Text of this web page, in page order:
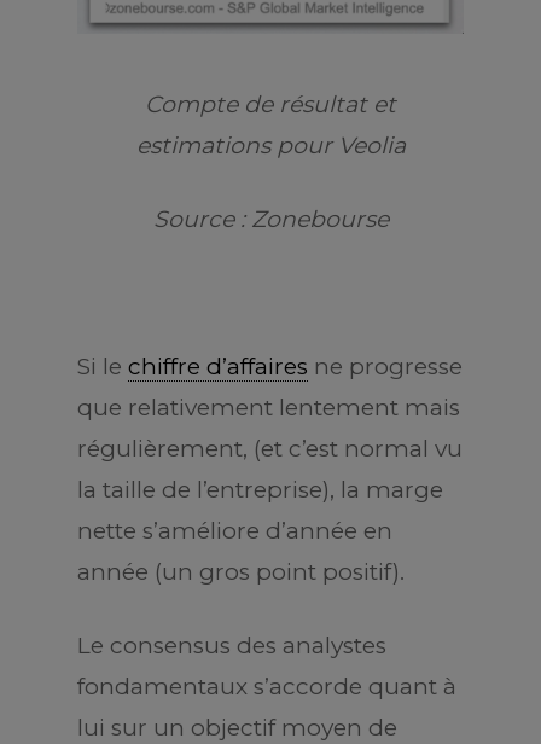
Compte de résultat et
estimations pour Veolia
Source : Zonebourse
Si le chiffre d’affaires ne progresse
que relativement lentement mais
régulièrement, (et c’est normal vu
la taille de l’entreprise), la marge
nette s’améliore d’année en
année (un gros point positif).
Le consensus des analystes
fondamentaux s’accorde quant à
lui sur un objectif moyen de